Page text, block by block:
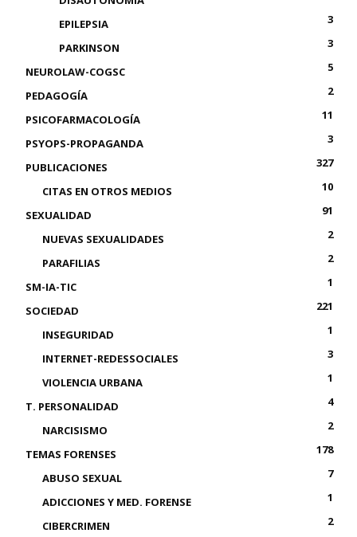
EPILEPSIA
3
PARKINSON
3
NEUROLAW-COGSC
5
PEDAGOGÍA
2
PSICOFARMACOLOGÍA
11
PSYOPS-PROPAGANDA
3
PUBLICACIONES
327
CITAS EN OTROS MEDIOS
10
SEXUALIDAD
91
NUEVAS SEXUALIDADES
2
PARAFILIAS
2
SM-IA-TIC
1
SOCIEDAD
221
INSEGURIDAD
1
INTERNET-REDESSOCIALES
3
VIOLENCIA URBANA
1
T. PERSONALIDAD
4
NARCISISMO
2
TEMAS FORENSES
178
ABUSO SEXUAL
7
ADICCIONES Y MED. FORENSE
1
CIBERCRIMEN
2